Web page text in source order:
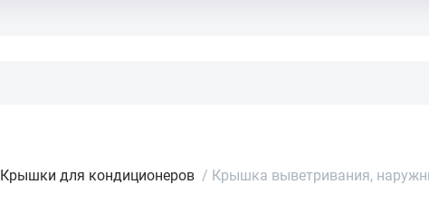
Крышки для кондиционеров / Крышка выветривания,